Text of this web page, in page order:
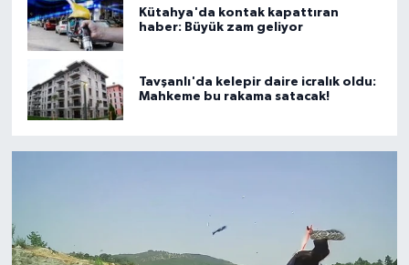
Kütahya'da kontak kapattıran
haber: Büyük zam geliyor
Tavşanlı'da kelepir daire icralık oldu:
Mahkeme bu rakama satacak!